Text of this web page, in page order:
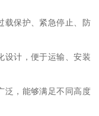
载保护、紧急停止、防
设计，便于运输、安装
泛，能够满足不同高度